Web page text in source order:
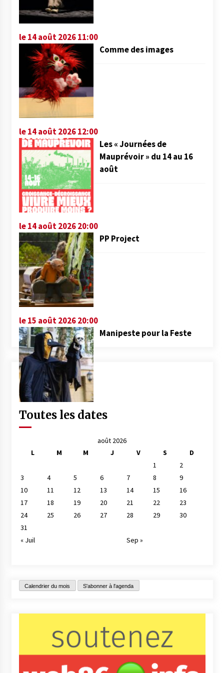
le 14 août 2026 11:00
Comme des images
le 14 août 2026 12:00
Les « Journées de
Mauprévoir » du 14 au 16
août
le 14 août 2026 20:00
PP Project
le 15 août 2026 20:00
Manipeste pour la Feste
Toutes les dates
août 2026
L
M M J V S
D
1
2
3
4 5 6 7 8
9
10
11 12 13 14 15
16
17
18 19 20 21 22
23
24
25 26 27 28 29
30
31
« Juil
Sep »
Calendrier du mois S'abonner à l'agenda